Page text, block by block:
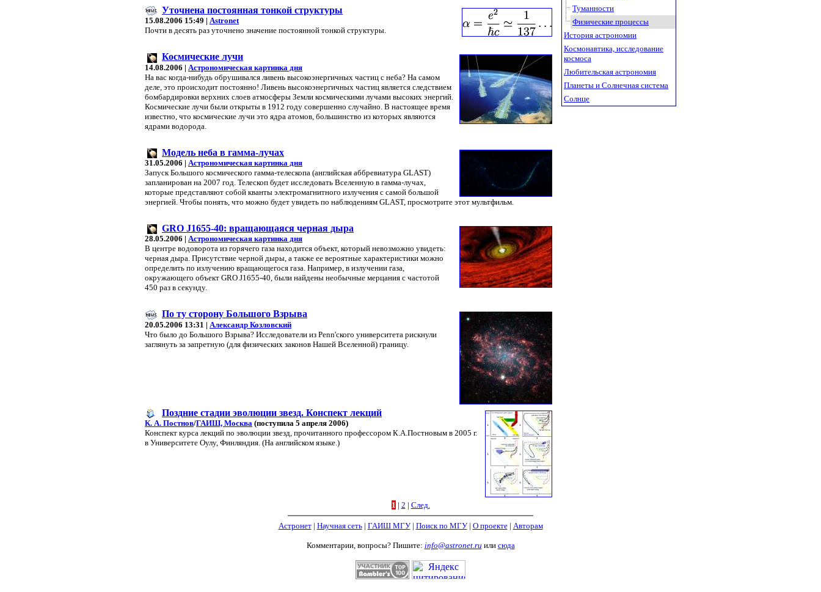
Уточнена постоянная тонкой структуры
15.08.2006 15:49 | Astronet
Почти в десять раз уточнено значение постоянной тонкой структуры.
Космические лучи
14.08.2006 | Астрономическая картинка дня
На вас когда-нибудь обрушивался ливень высокоэнергичных частиц с неба? На самом
деле, это происходит постоянно! Ливень высокоэнергичных частиц является следствием
бомбардировки верхних слоев атмосферы Земли космическими лучами высоких энергий.
Космические лучи были открыты в 1912 году совершенно случайно. В настоящее время
известно, что космические лучи это ядра атомов, большинство из которых являются
ядрами водорода.
Модель неба в гамма-лучах
31.05.2006 | Астрономическая картинка дня
Запуск Большого космического гамма-телескопа (английская аббревиатура GLAST)
запланирован на 2007 год. Телескоп будет исследовать Вселенную в гамма-лучах,
которые представляют собой кванты электромагнитного излучения с самой большой
энергией. Чтобы понять, что можно будет увидеть по наблюдениям GLAST, просмотрите этот мультфильм.
GRO J1655-40: вращающаяся черная дыра
28.05.2006 | Астрономическая картинка дня
В центре водоворота из горячего газа находится объект, который невозможно увидеть:
черная дыра. Присутствие черной дыры, а также ее вероятные характеристики можно
определить по излучению вращающегося газа. Например, в излучении газа,
окружающего объект GRO J1655-40, были найдены необычные мерцания с частотой
450 раз в секунду.
По ту сторону Большого Взрыва
20.05.2006 13:31 | Александр Козловский
Что было до Большого Взрыва? Исследователи из Penn'ского университета рискнули
заглянуть за запретную (для физических законов Нашей Вселенной) границу.
Поздние стадии эволюции звезд. Конспект лекций
К. А. Постнов/ГАИШ, Москва (поступила 5 апреля 2006)
Конспект курса лекций по эволюции звезд, прочитанного профессором К.А.Постновым в 2005 г.
в Университете Оулу, Финляндия. (На английском языке.)
Туманности
Физические процессы
История астрономии
Космонавтика, исследование
космоса
Любительская астрономия
Планеты и Солнечная система
Солнце
1 | 2 | След.
Астронет| Научная сеть| ГАИШ МГУ| Поиск по МГУ| О проекте| Авторам
Комментарии, вопросы? Пишите: info@astronet.ru или сюда